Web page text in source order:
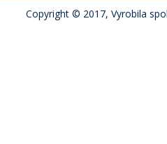
Copyright © 2017, Vyrobila